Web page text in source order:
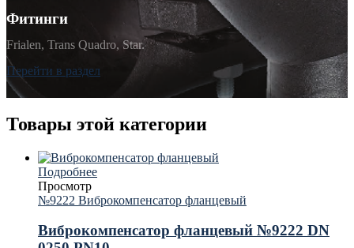
Фитинги
Frialen, Trans Quadro, Star.
Перейти в раздел
Товары этой категории
Подробнее
Просмотр
№9222 Виброкомпенсатор фланцевый
Виброкомпенсатор фланцевый №9222 DN